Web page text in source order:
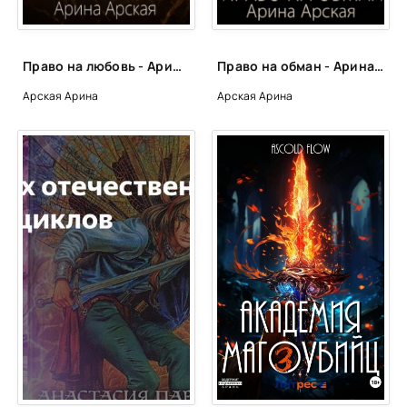
39
43
44
45
46
47
48
50
52
Право на любовь - Арина Арская
Арская Арина
Право на обман - Арина Арская
Арская Арина